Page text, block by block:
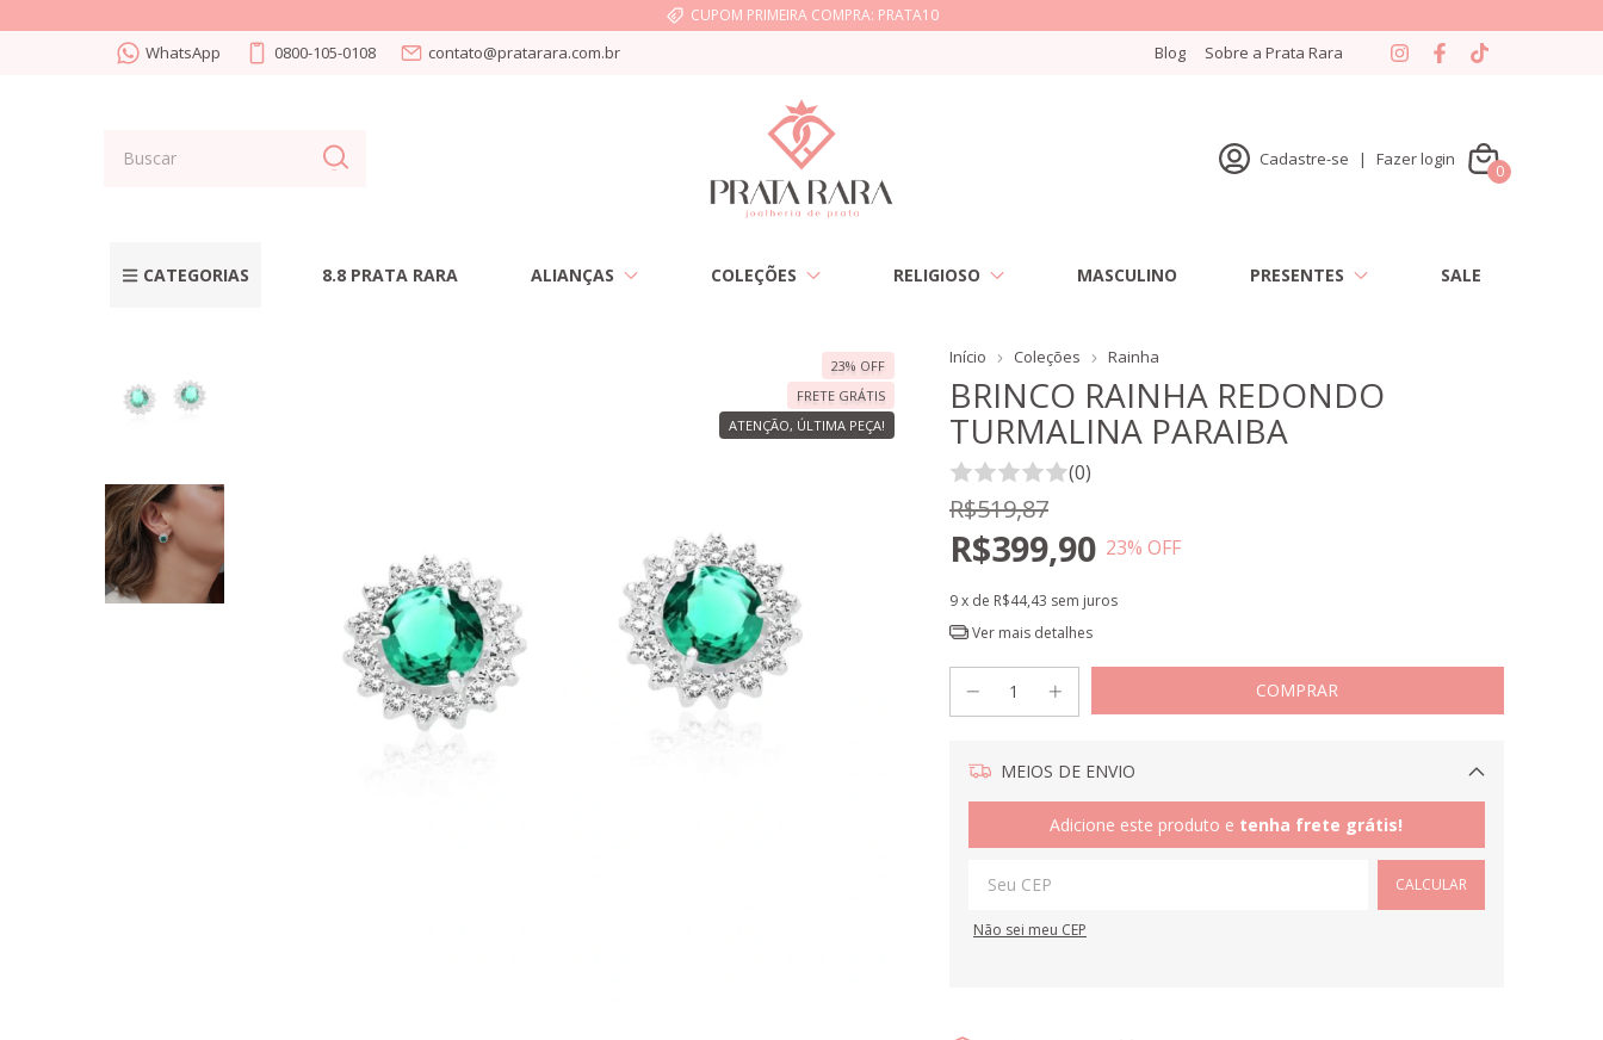
CUPOM PRIMEIRA COMPRA: PRATA10
WhatsApp 0800-105-0108 contato@pratarara.com.br Blog Sobre a Prata Rara
Cadastre-se | Fazer login
0
CATEGORIAS 8.8 PRATA RARA ALIANÇAS COLEÇÕES RELIGIOSO MASCULINO PRESENTES SALE
23% OFF
FRETE GRÁTIS
ATENÇÃO, ÚLTIMA PEÇA!
Início Coleções Rainha
BRINCO RAINHA REDONDO
TURMALINA PARAIBA
(0)
R$519,87
R$399,90 23% OFF
9x de R$44,43 sem juros
Ver mais detalhes
MEIOS DE ENVIO
Adicione este produto e tenha frete grátis!
CALCULAR
Não sei meu CEP